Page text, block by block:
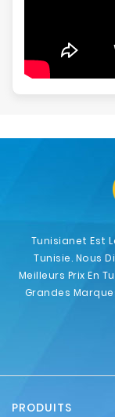
Tunisianet Est
Tunisie. Nous
Meilleurs Prix En
Grandes
PRODUITS